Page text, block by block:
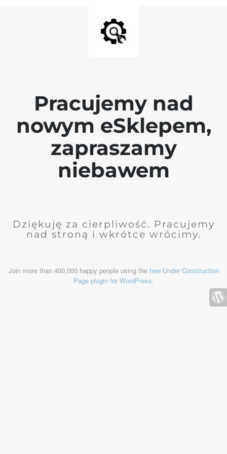
Pracujemy nad
nowym eSklepem,
zapraszamy
niebawem
Dziękuję za cierpliwość. Pracujemy
nad stroną i wkrótce wrócimy.
Join more than 400,000 happy people using the free Under Construction
Page plugin for WordPress.